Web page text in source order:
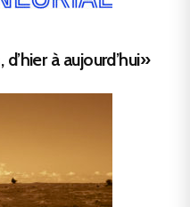
à aujourd’hui»